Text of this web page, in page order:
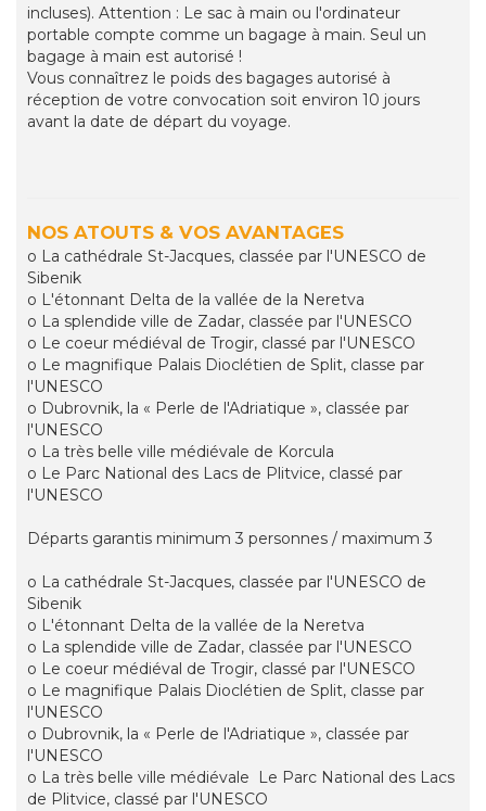
incluses). Attention : Le sac à main ou l'ordinateur
portable compte comme un bagage à main. Seul un
bagage à main est autorisé !
Vous connaîtrez le poids des bagages autorisé à
réception de votre convocation soit environ 10 jours
avant la date de départ du voyage.
NOS ATOUTS & VOS AVANTAGES
o La cathédrale St-Jacques, classée par l'UNESCO de
Sibenik
o L'étonnant Delta de la vallée de la Neretva
o La splendide ville de Zadar, classée par l'UNESCO
o Le coeur médiéval de Trogir, classé par l'UNESCO
o Le magnifique Palais Dioclétien de Split, classe par
l'UNESCO
o Dubrovnik, la « Perle de l'Adriatique », classée par
l'UNESCO
o La très belle ville médiévale de Korcula
o Le Parc National des Lacs de Plitvice, classé par
l'UNESCO
Départs garantis minimum 3 personnes / maximum 3
o La cathédrale St-Jacques, classée par l'UNESCO de
Sibenik
o L'étonnant Delta de la vallée de la Neretva
o La splendide ville de Zadar, classée par l'UNESCO
o Le coeur médiéval de Trogir, classé par l'UNESCO
o Le magnifique Palais Dioclétien de Split, classe par
l'UNESCO
o Dubrovnik, la « Perle de l'Adriatique », classée par
l'UNESCO
o La très belle ville médiévale Le Parc National des Lacs
de Plitvice, classé par l'UNESCO